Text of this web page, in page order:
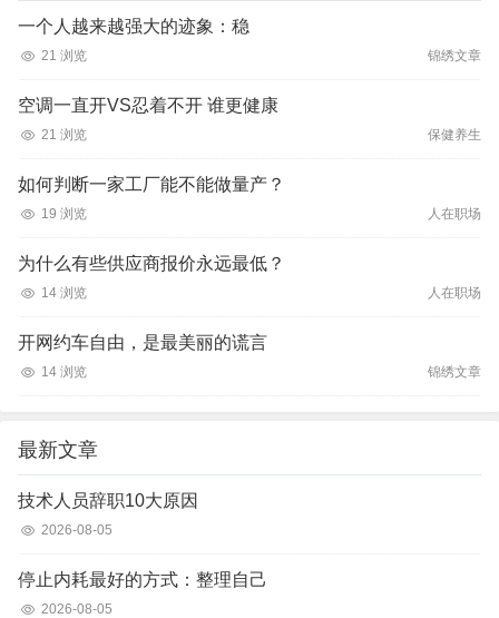
一个人越来越强大的迹象：稳
21 浏览 锦绣文章
空调一直开VS忍着不开 谁更健康
21 浏览 保健养生
如何判断一家工厂能不能做量产？
19 浏览 人在职场
为什么有些供应商报价永远最低？
14 浏览 人在职场
开网约车自由，是最美丽的谎言
14 浏览 锦绣文章
最新文章
技术人员辞职10大原因
2026-08-05
停止内耗最好的方式：整理自己
2026-08-05